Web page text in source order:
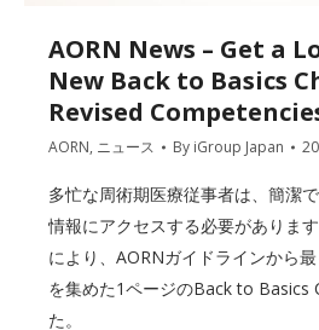
AORN News – Get a
New Back to Basics
Revised
AORN, ニュース By iGroup Japan
多忙な周術期医療従事者は、簡潔
情報にアクセスする必要がありま
により、AORNガイドラインから
を集めた1ページのBack to Basics
た。